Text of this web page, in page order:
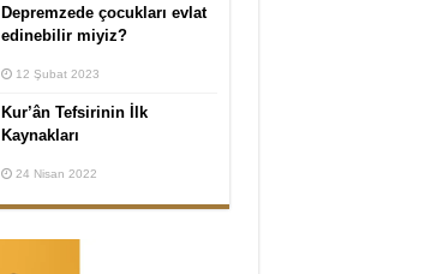
Depremzede çocukları evlat
edinebilir miyiz?
12 Şubat 2023
Kur’ân Tefsirinin İlk
Kaynakları
24 Nisan 2022